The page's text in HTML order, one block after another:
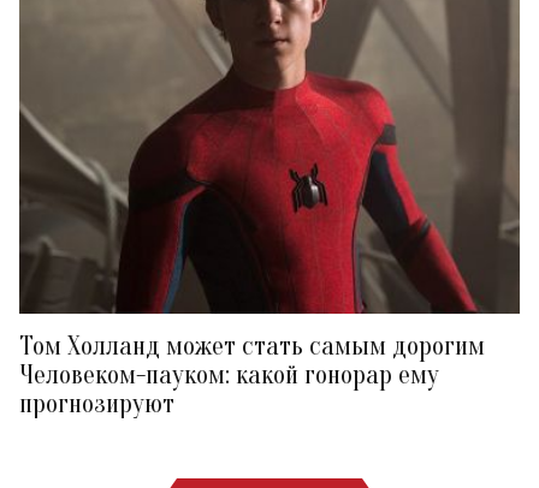
Том Холланд может стать самым дорогим
Человеком-пауком: какой гонорар ему
прогнозируют